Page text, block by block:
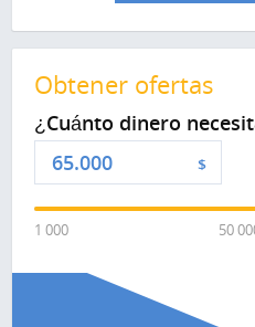
Obtener ofertas
¿Cuánto dinero
$
1 000 50